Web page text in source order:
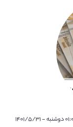
- ۱۴۰۱/۵/۳۱